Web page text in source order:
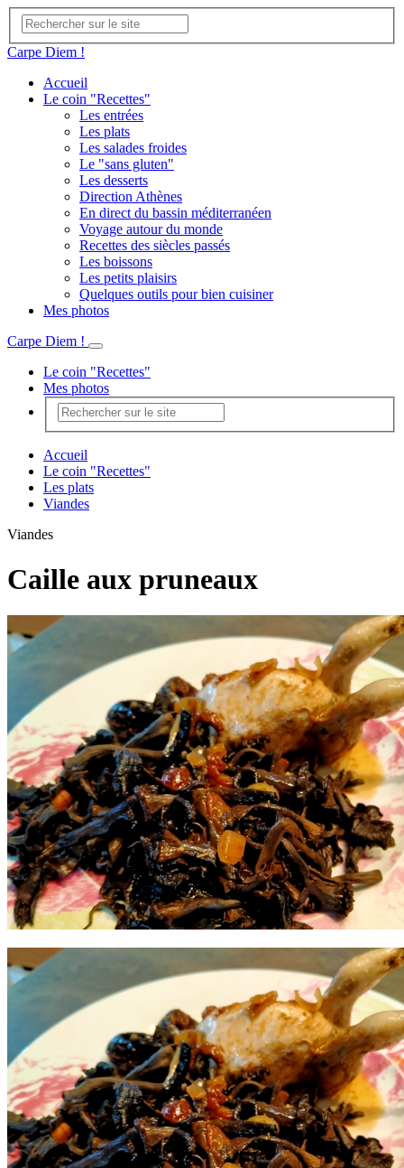
Carpe Diem !
Accueil
Le coin "Recettes"
Les entrées
Les plats
Les salades froides
Le "sans gluten"
Les desserts
Direction Athènes
En direct du bassin méditerranéen
Voyage autour du monde
Recettes des siècles passés
Les boissons
Les petits plaisirs
Quelques outils pour bien cuisiner
Mes photos
Carpe Diem !
Le coin "Recettes"
Mes photos
Accueil
Le coin "Recettes"
Les plats
Viandes
Viandes
Caille aux pruneaux